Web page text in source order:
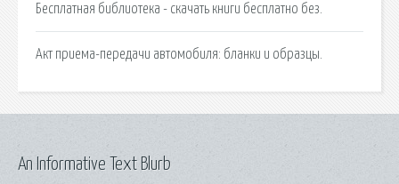
Бесплатная библиотека - скачать книги бесплатно без.
Акт приема-передачи автомобиля: бланки и образцы.
An Informative Text Blurb